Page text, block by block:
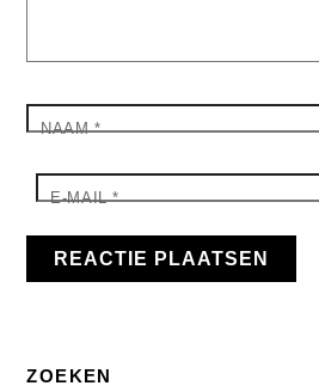
NAAM*
E-MAIL*
ZOEKEN